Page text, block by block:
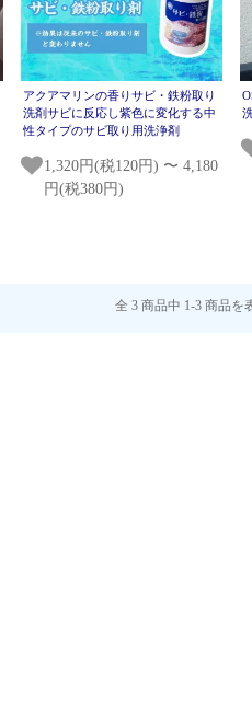
アクアマリンの香りサビ・鉄粉取り
洗剤サビに反応し紫色に変化する中
性タイプのサビ取り用洗浄剤
1,320円(税120円) 〜 4,180
円(税380円)
全 3 商品中 1-3 商品を